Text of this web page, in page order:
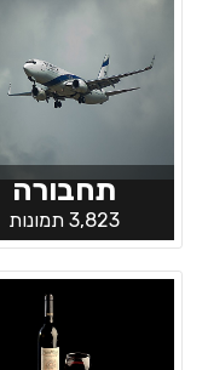
תחבורה
3,823 תמונות